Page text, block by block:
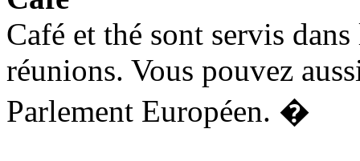
Café et thé sont servis
réunions. Vous pouvez
Parlement Européen. �